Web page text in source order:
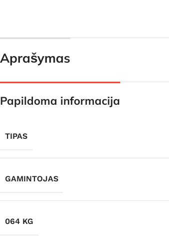
Aprašymas
Papildoma informacija
TIPAS
GAMINTOJAS
064 KG